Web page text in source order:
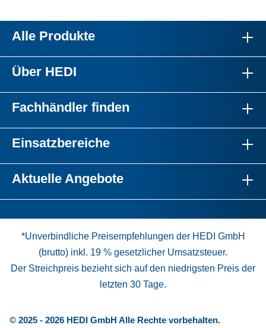
Alle Produkte
Über HEDI
Fachhändler finden
Einsatzbereiche
Aktuelle Angebote
*Unverbindliche Preisempfehlungen der HEDI GmbH
(brutto) inkl. 19 % gesetzlicher Umsatzsteuer.
Der Streichpreis bezieht sich auf den niedrigsten Preis der
letzten 30 Tage.
© 2025 - 2026 HEDI GmbH Alle Rechte vorbehalten.